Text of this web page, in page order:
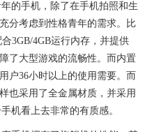
的手机，除了在手机拍照和生
分考虑到性格青年的需求。比
3GB/4GB运行内存，并提供
了大型游戏的流畅性。而内置
户36小时以上的使用需要。而
也采用了全金属材质，并采用
机看上去非常的有质感。